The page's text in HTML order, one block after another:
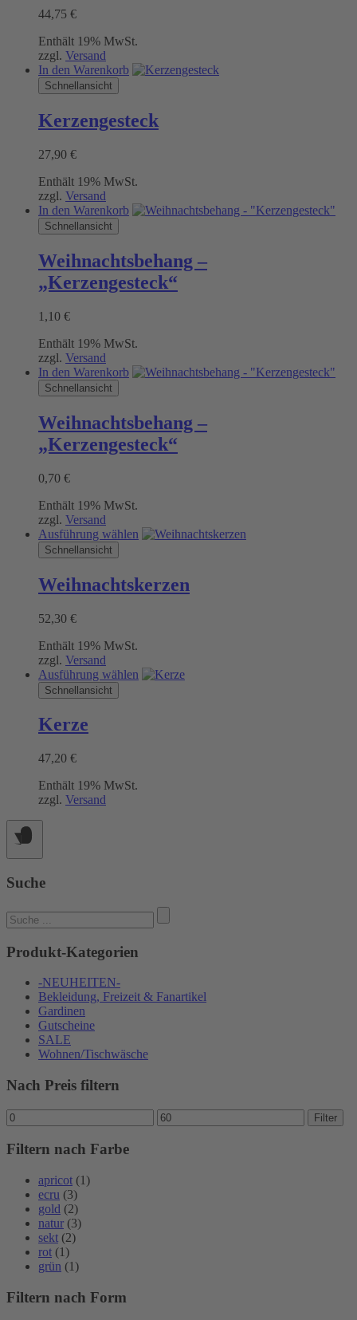
44,75 €
Enthält 19% MwSt.
zzgl. Versand
In den Warenkorb
Schnellansicht
Kerzengesteck
27,90 €
Enthält 19% MwSt.
zzgl. Versand
In den Warenkorb
Schnellansicht
Weihnachtsbehang –
„Kerzengesteck“
1,10 €
Enthält 19% MwSt.
zzgl. Versand
In den Warenkorb
Schnellansicht
Weihnachtsbehang –
„Kerzengesteck“
0,70 €
Enthält 19% MwSt.
zzgl. Versand
Ausführung wählen Dieses
Varianten
der
Schnellansicht
Weihnachtskerzen
52,30 €
Enthält 19% MwSt.
zzgl. Versand
Ausführung wählen Dieses
Schnellansicht
Kerze
47,20 €
Enthält 19% MwSt.
zzgl. Versand
Suche
Suchen
nach:
Produkt-Kategorien
-NEUHEITEN-
Bekleidung, Freizeit & Fanartikel
Gardinen
Gutscheine
SALE
Wohnen/Tischwäsche
Nach Preis filtern
Min.
Preis
Max.
Preis
Filter
Filtern nach Farbe
apricot (1)
ecru (3)
gold (2)
natur (3)
sekt (2)
rot (1)
grün (1)
Filtern nach Form